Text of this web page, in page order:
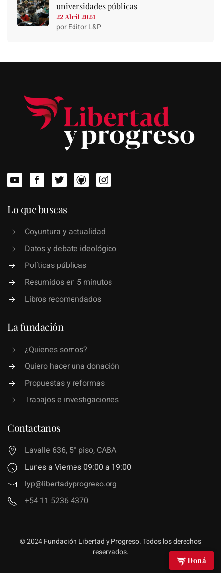
universidades públicas
22 Abril 2024
por Editor L&P
Lo que buscas
Coyuntura y actualidad
Datos y debate ideológico
Políticas públicas
Resumidos en 5 minutos
Libros recomendados
La fundación
¿Quienes somos?
Quiero hacer una donación
Propuestas y reformas
Trabajos e investigaciones
Contactanos
Lavalle 636, 5° piso, CABA
Lunes a Viernes 09:00 a 19:00
lyp@libertadyprogreso.org
+54 11 5236 4370
© 2024 Fundación Libertad y Progreso. Todos los derechos
reservados.
Doná